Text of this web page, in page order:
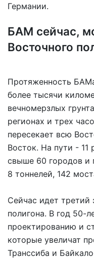
Германии.
БАМ сейчас,
Восточного
Протяженность
более тысячи
вечномерзлых
регионах и трех
пересекает всю
Восток. На пути - 11
свыше 60 городов и
8 тоннелей, 142
Сейчас идет третий
полигона. В год 50-
проектированию и
которые увеличат
Транссиба и